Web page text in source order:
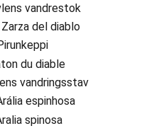
vandrestok
del diablo
du diable
vandringsstav
espinhosa
spinosa